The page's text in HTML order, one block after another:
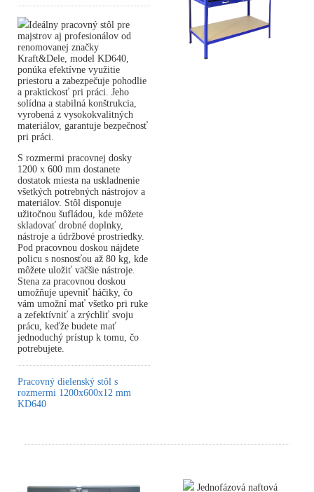
Ideálny pracovný stôl pre
majstrov aj profesionálov od
renomovanej značky
Kraft&Dele, model KD640,
ponúka efektívne využitie
priestoru a zabezpečuje pohodlie
a praktickosť pri práci. Jeho
solídna a stabilná konštrukcia,
vyrobená z vysokokvalitných
materiálov, garantuje bezpečnosť
pri práci.
S rozmermi pracovnej dosky
1200 x 600 mm dostanete
dostatok miesta na uskladnenie
všetkých potrebných nástrojov a
materiálov. Stôl disponuje
užitočnou šufládou, kde môžete
skladovať drobné doplnky,
nástroje a údržbové prostriedky.
Pod pracovnou doskou nájdete
policu s nosnosťou až 80 kg, kde
môžete uložiť väčšie nástroje.
Stena za pracovnou doskou
umožňuje upevniť háčiky, čo
vám umožní mať všetko pri ruke
a zefektívniť a zrýchliť svoju
prácu, keďže budete mať
jednoduchý prístup k tomu, čo
potrebujete.
Pracovný dielenský stôl s
rozmermi 1200x600x12 mm
KD640
Jednofázová naftová